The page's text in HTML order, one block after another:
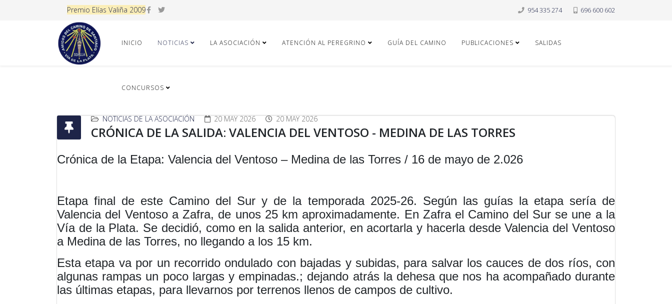
Premio Elías Valiña 2009 954 335 274 696 600 602
INICIO NOTICIAS LA ASOCIACIÓN ATENCIÓN AL PEREGRINO GUÍA DEL CAMINO PUBLICACIONES SALIDAS
CONCURSOS
NOTICIAS DE LA ASOCIACIÓN 20 MAY 2026 20 MAY 2026
CRÓNICA DE LA SALIDA: VALENCIA DEL VENTOSO - MEDINA DE LAS TORRES
Crónica de la Etapa: Valencia del Ventoso – Medina de las Torres / 16 de mayo de 2.026
Etapa final de este Camino del Sur y de la temporada 2025-26. Según las guías la etapa sería de
Valencia del Ventoso a Zafra, de unos 25 km aproximadamente. En Zafra el Camino del Sur se une a la
Vía de la Plata. Se decidió, como en la salida anterior, en acortarla y hacerla desde Valencia del Ventoso
a Medina de las Torres, no llegando a los 15 km.
Esta etapa va por un recorrido ondulado con bajadas y subidas, para salvar los cauces de dos ríos, con
algunas rampas un poco largas y empinadas.; dejando atrás la dehesa que nos ha acompañado durante
las últimas etapas, para llevarnos por terrenos llenos de campos de cultivo.